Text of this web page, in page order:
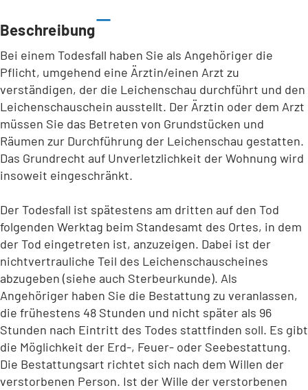
Beschreibung
Bei einem Todesfall haben Sie als Angehöriger die
Pflicht, umgehend eine Ärztin/einen Arzt zu
verständigen, der die Leichenschau durchführt und den
Leichenschauschein ausstellt. Der Ärztin oder dem Arzt
müssen Sie das Betreten von Grundstücken und
Räumen zur Durchführung der Leichenschau gestatten.
Das Grundrecht auf Unverletzlichkeit der Wohnung wird
insoweit eingeschränkt.
Der Todesfall ist spätestens am dritten auf den Tod
folgenden Werktag beim Standesamt des Ortes, in dem
der Tod eingetreten ist, anzuzeigen. Dabei ist der
nichtvertrauliche Teil des Leichenschauscheines
abzugeben (siehe auch Sterbeurkunde). Als
Angehöriger haben Sie die Bestattung zu veranlassen,
die frühestens 48 Stunden und nicht später als 96
Stunden nach Eintritt des Todes stattfinden soll. Es gibt
die Möglichkeit der Erd-, Feuer- oder Seebestattung.
Die Bestattungsart richtet sich nach dem Willen der
verstorbenen Person. Ist der Wille der verstorbenen